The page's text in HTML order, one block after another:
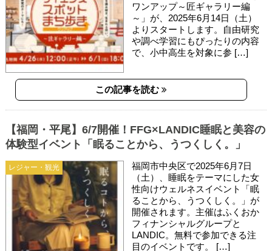
ワンアップ～匠ギャラリー編
～」が、2025年6月14日（土）
よりスタートします。自由研究
や調べ学習にもぴったりの内容
で、小中高生を対象に参 […]
この記事を読む
レジャー・観光
【福岡・平尾】6/7開催！FFG×LANDIC睡眠と美容の
体験型イベント「眠ることから、うつくしく。」
福岡市中央区で2025年6月7日
（土）、睡眠をテーマにした女
性向けウェルネスイベント「眠
ることから、うつくしく。」が
開催されます。主催はふくおか
フィナンシャルグループと
LANDIC。無料で参加できる注
目のイベントです。 […]